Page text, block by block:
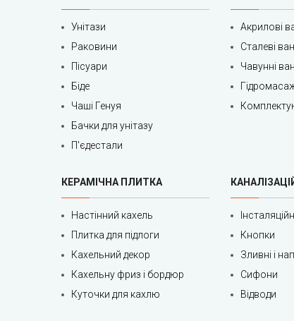
Унітази
Раковини
Пісуари
Біде
Чаші Генуя
Бачки для унітазу
П'єдестали
Акрилові
Сталеві
Чавунні
КЕРАМІЧНА ПЛИТКА
Настінний кахель
Плитка для підлоги
Кахельний декор
Кахельну фриз і бордюр
Куточки для кахлю
Кнопки
Зливні і
Сифони
Відводи